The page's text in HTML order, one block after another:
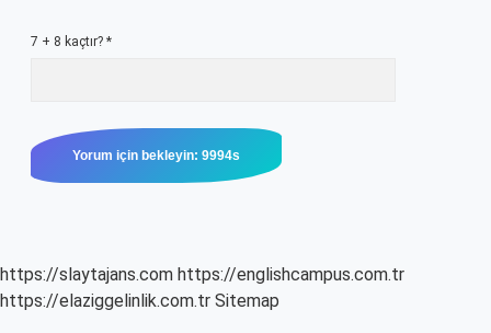
7 + 8 kaçtır? *
https://slaytajans.com https://englishcampus.com.tr
https://elaziggelinlik.com.tr Sitemap